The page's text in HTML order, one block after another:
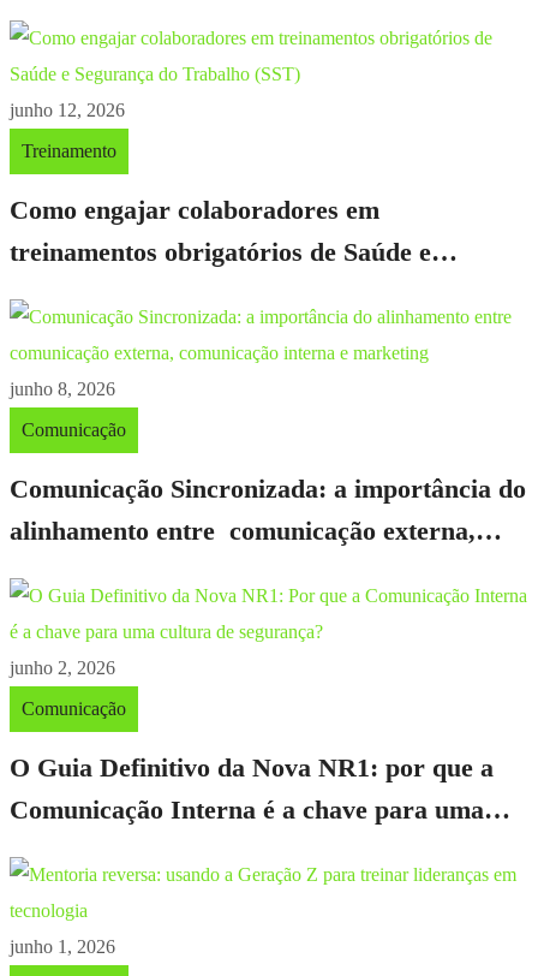
empresa
junho 12, 2026
Treinamento
Como engajar colaboradores em
treinamentos obrigatórios de Saúde e
Segurança do Trabalho (SST)
junho 8, 2026
Comunicação
Comunicação Sincronizada: a importância do
alinhamento entre comunicação externa,
comunicação interna e marketing
junho 2, 2026
Comunicação
O Guia Definitivo da Nova NR1: por que a
Comunicação Interna é a chave para uma
cultura de segurança?
junho 1, 2026